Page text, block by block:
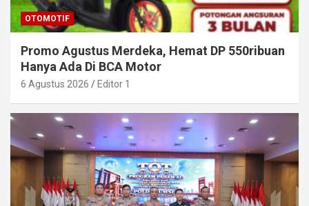
OTOMOTIF
Promo Agustus Merdeka, Hemat DP 550ribuan
Hanya Ada Di BCA Motor
6 Agustus 2026 Editor 1